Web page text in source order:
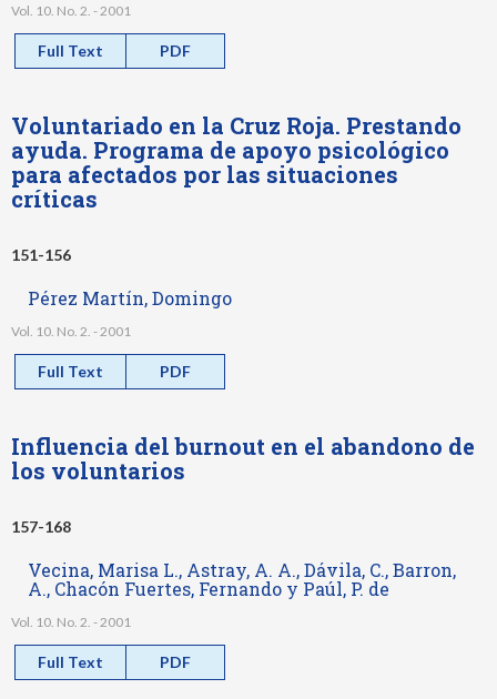
Vol. 10. No. 2. - 2001
Full Text PDF
Voluntariado en la Cruz Roja. Prestando
ayuda. Programa de apoyo psicológico
para afectados por las situaciones
críticas
151-156
Pérez Martín, Domingo
Vol. 10. No. 2. - 2001
Full Text PDF
Influencia del burnout en el abandono de
los voluntarios
157-168
Vecina, Marisa L., Astray, A. A., Dávila, C., Barron,
A., Chacón Fuertes, Fernando y Paúl, P. de
Vol. 10. No. 2. - 2001
Full Text PDF